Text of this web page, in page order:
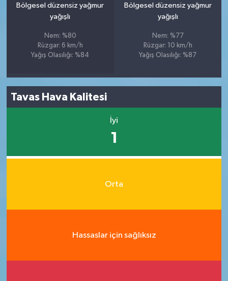
Bölgesel düzensiz yağmur
yağışlı
Nem: %80
Rüzgar: 6 km/h
Yağış Olasılığı: %84
Bölgesel düzensiz yağmur
yağışlı
Nem: %77
Rüzgar: 10 km/h
Yağış Olasılığı: %87
Tavas Hava Kalitesi
İyi
1
Orta
Hassaslar için sağlıksız